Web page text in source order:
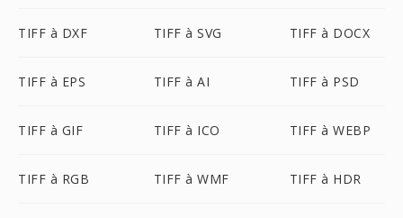
TIFF à DXF TIFF à SVG TIFF à DOCX
TIFF à EPS TIFF à AI TIFF à PSD
TIFF à GIF TIFF à ICO TIFF à WEBP
TIFF à RGB TIFF à WMF TIFF à HDR